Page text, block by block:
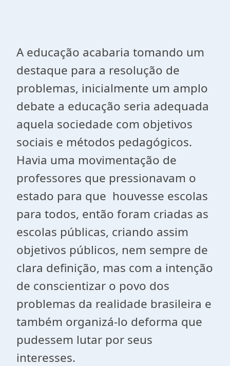
A educação acabaria tomando um
destaque para a resolução de
problemas, inicialmente um amplo
debate a educação seria adequada
aquela sociedade com objetivos
sociais e métodos pedagógicos.
Havia uma movimentação de
professores que pressionavam o
estado para que houvesse escolas
para todos, então foram criadas as
escolas públicas, criando assim
objetivos públicos, nem sempre de
clara definição, mas com a intenção
de conscientizar o povo dos
problemas da realidade brasileira e
também organizá-lo deforma que
pudessem lutar por seus
interesses.